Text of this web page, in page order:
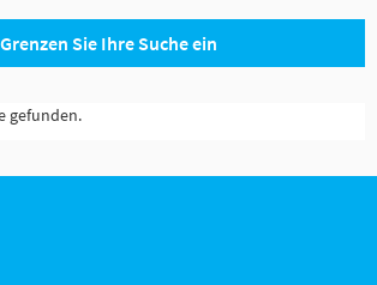
Grenzen Sie Ihre Suche ein
gefunden.